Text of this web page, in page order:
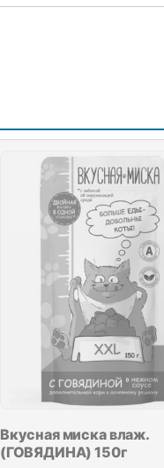
Вкусная миска влаж.
(ГОВЯДИНА) 150г